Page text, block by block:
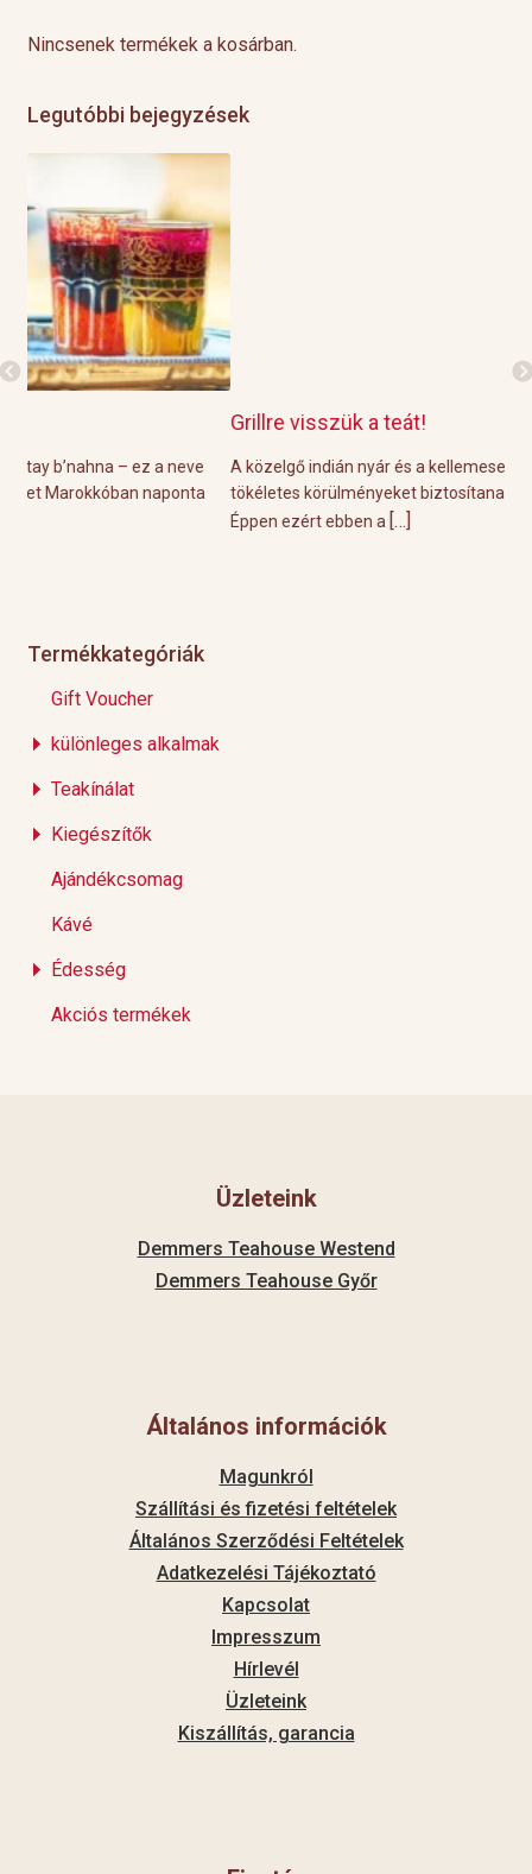
Nincsenek termékek a kosárban.
Legutóbbi bejegyzések
A közelgő indián nyár és a kellemesen meleg őszi napok
tökéletes körülményeket biztosítanak a hétvégi grill partikhoz.
Termékkategóriák
Gift Voucher
különleges alkalmak
Teakínálat
Kiegészítők
Ajándékcsomag
Kávé
Édesség
Akciós termékek
Üzleteink
Demmers Teahouse Westend
Demmers Teahouse Győr
Általános információk
Magunkról
Szállítási és fizetési feltételek
Általános Szerződési Feltételek
Adatkezelési Tájékoztató
Kapcsolat
Impresszum
Hírlevél
Üzleteink
Kiszállítás, garancia